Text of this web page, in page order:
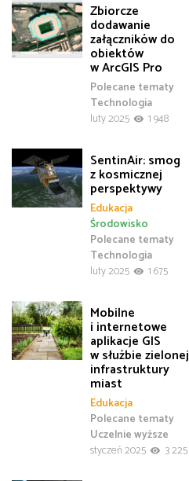
Zbiorcze
dodawanie
załączników do
obiektów
w ArcGIS Pro
Polecane tematy
Technologia
luty 2025
1 948
SentinAir: smog
z kosmicznej
perspektywy
Edukacja
Polecane tematy
Środowisko
Technologia
luty 2025
1 675
Mobilne
i internetowe
aplikacje GIS
w służbie zielonej
infrastruktury
miast
Edukacja
Polecane tematy
Uczelnie wyższe
styczeń 2025
3 225